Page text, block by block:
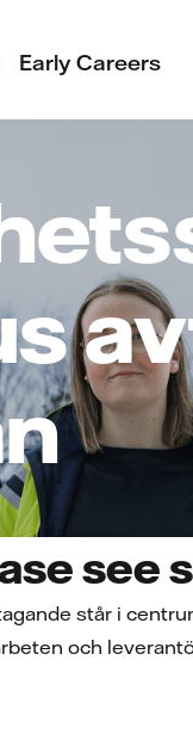
Early Careers
see
står i
och